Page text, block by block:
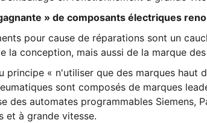
» de composants électriques
pour cause de réparations sont un
la conception, mais aussi de la marque
principe « n'utiliser que des marques haut
sont composés de marques
des automates programmables Siemens,
et à grande vitesse.